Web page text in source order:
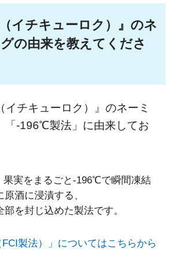
（イチキューロク）』のネ
の由来を教えてくださ
イチキューロク）』のネーミ
「-196℃製法」に由来してお
実をまるごと-196℃で瞬間凍結
酒に浸漬する、
を封じ込めた製法です。
FCI製法）」についてはこちらから